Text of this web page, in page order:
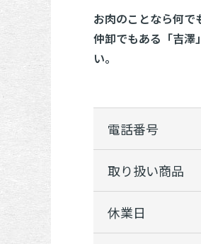
お肉のことなら何で
仲卸でもある「吉澤
い。
電話番号
取り扱い商品
休業日